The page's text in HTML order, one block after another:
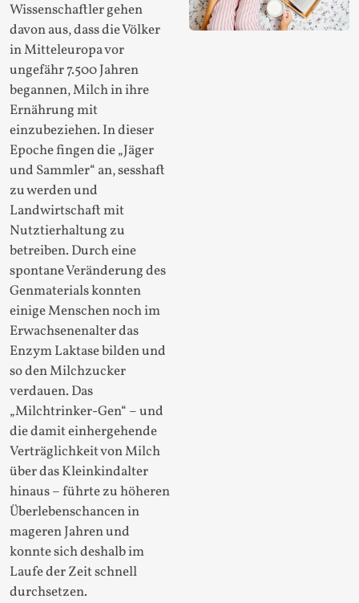
Wissenschaftler gehen
davon aus, dass die Völker
in Mitteleuropa vor
ungefähr 7.500 Jahren
begannen, Milch in ihre
Ernährung mit
einzubeziehen. In dieser
Epoche fingen die „Jäger
und Sammler“ an, sesshaft
zu werden und
Landwirtschaft mit
Nutztierhaltung zu
betreiben. Durch eine
spontane Veränderung des
Genmaterials konnten
einige Menschen noch im
Erwachsenenalter das
Enzym Laktase bilden und
so den Milchzucker
verdauen. Das
„Milchtrinker-Gen“ – und
die damit einhergehende
Verträglichkeit von Milch
über das Kleinkindalter
hinaus – führte zu höheren
Überlebenschancen in
mageren Jahren und
konnte sich deshalb im
Laufe der Zeit schnell
durchsetzen.